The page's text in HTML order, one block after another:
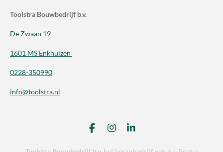
Toolstra Bouwbedrijf b.v.
De Zwaan 19
1601 MS Enkhuizen
0228-350990
info@toolstra.nl
F
c
I
s
L
n